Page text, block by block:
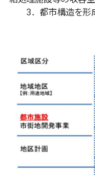
3．都市構造を形